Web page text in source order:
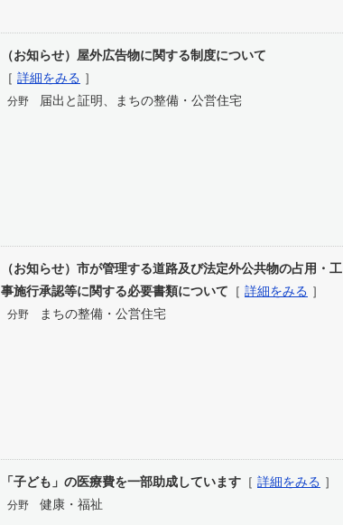
（お知らせ）屋外広告物に関する制度について
［ 詳細をみる ］
分野 届出と証明、まちの整備・公営住宅
（お知らせ）市が管理する道路及び法定外公共物の占用・工
事施行承認等に関する必要書類について ［ 詳細をみる ］
分野 まちの整備・公営住宅
「子ども」の医療費を一部助成しています ［ 詳細をみる ］
分野 健康・福祉